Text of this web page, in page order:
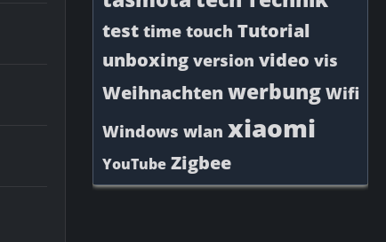
test time touch Tutorial
unboxing version video vis
Weihnachten werbung Wifi
Windows wlan xiaomi
YouTube Zigbee